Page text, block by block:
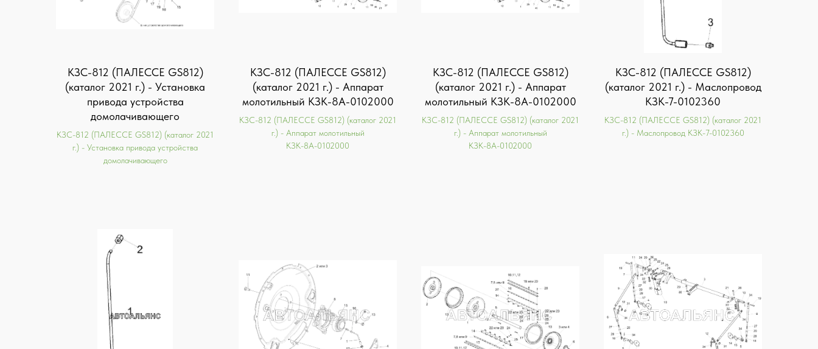
KЗС-812 (ПАЛЕССЕ GS812)
(каталог 2021 г.) - Установка
привода устройства
домолачивающего
KЗС-812 (ПАЛЕССЕ GS812) (каталог 2021
г.) - Установка привода устройства
домолачивающего
KЗС-812 (ПАЛЕССЕ GS812)
(каталог 2021 г.) - Аппарат
молотильный КЗК-8А-0102000
KЗС-812 (ПАЛЕССЕ GS812) (каталог 2021
г.) - Аппарат молотильный
КЗК-8А-0102000
KЗС-812 (ПАЛЕССЕ GS812)
(каталог 2021 г.) - Аппарат
молотильный КЗК-8А-0102000
KЗС-812 (ПАЛЕССЕ GS812) (каталог 2021
г.) - Аппарат молотильный
КЗК-8А-0102000
KЗС-812 (ПАЛЕССЕ GS812)
(каталог 2021 г.) - Маслопровод
КЗК-7-0102360
KЗС-812 (ПАЛЕССЕ GS812) (каталог 2021
г.) - Маслопровод КЗК-7-0102360